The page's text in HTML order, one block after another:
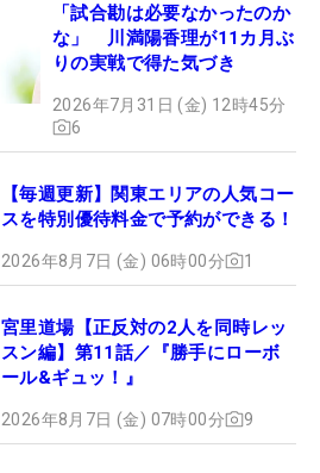
「試合勘は必要なかったのか
な」 川満陽香理が11カ月ぶ
りの実戦で得た気づき
2026年7月31日 (金) 12時45分
6
【毎週更新】関東エリアの人気コー
スを特別優待料金で予約ができる！
2026年8月7日 (金) 06時00分 1
宮里道場【正反対の2人を同時レッ
スン編】第11話／『勝手にローボ
ール&ギュッ！』
2026年8月7日 (金) 07時00分 9